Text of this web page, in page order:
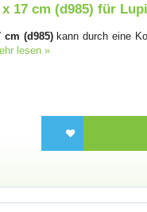
17 cm (d985) für
cm (d985)kann durch eine
lesen »